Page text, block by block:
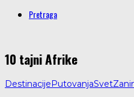
Pretraga
10 tajni Afrike
Destinacije PutovanjaSvet